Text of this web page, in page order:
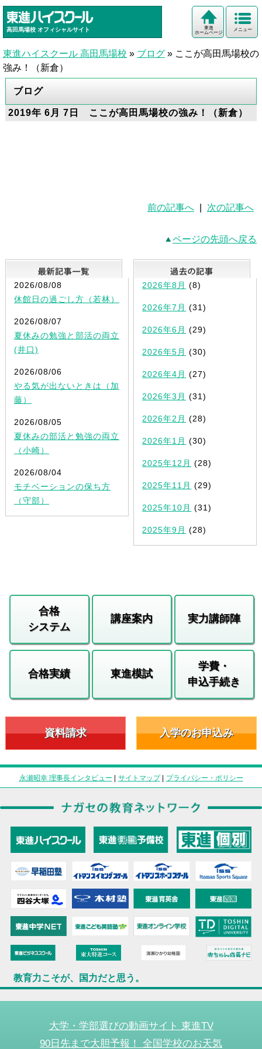
高田馬場校 オフィシャルサイト メニュー
東進
ホームページ
東進ハイスクール 高田馬場校 » ブログ » ここが高田馬場校の
強み！（新倉）
ブログ
2019年 6月 7日 ここが高田馬場校の強み！（新倉）
前の記事へ 次の記事へ
ページの先頭へ戻る
最新記事一覧
2026/08/08
休館日の過ごし方（若林）
2026/08/07
夏休みの勉強と部活の両立
(井口)
2026/08/06
やる気が出ないときは（加
藤）
2026/08/05
夏休みの部活と勉強の両立
（小崎）
2026/08/04
モチベーションの保ち方
（守部）
2026年8月 (8)
2026年7月 (31)
2026年6月 (29)
2026年5月 (30)
2026年4月 (27)
2026年3月 (31)
2026年2月 (28)
2026年1月 (30)
2025年12月 (28)
2025年11月 (29)
2025年10月 (31)
2025年9月 (28)
合格
システム
講座案内 実力講師陣
合格実績 東進模試
学費・
申込手続き
資料請求 入学のお申込み
永瀬昭幸 理事長インタビュー | サイトマップ| プライバシー・ポリシー
教育力こそが、国力だと思う。
大学・学部選びの動画サイト 東進TV
90日先まで大胆予報！ 全国学校のお天気